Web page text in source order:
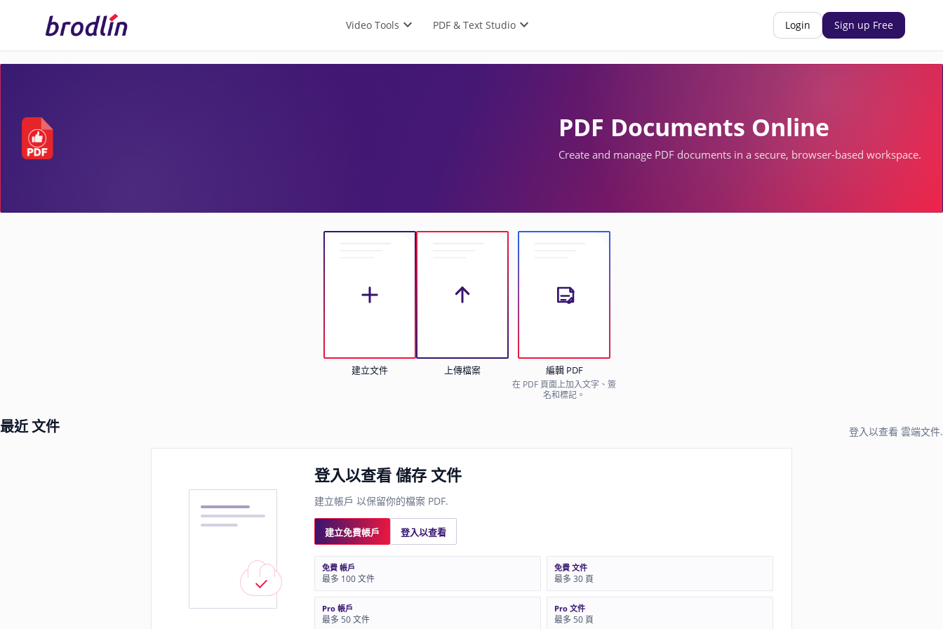
Video Tools expand_more PDF & Text Studio expand_more Login Sign up Free
PDF Documents Online
Create and manage PDF documents in a secure, browser-based workspace.
建立文件 上傳檔案 編輯 PDF
在 PDF 頁面上加入文字、簽
名和標記。
最近 文件 登入以查看 雲端文件.
登入以查看 儲存 文件
建立帳戶 以保留你的檔案 PDF.
建立免費帳戶 登入以查看
免費 帳戶
最多 100 文件
免費 文件
最多 30 頁
Pro 帳戶
最多 50 文件
Pro 文件
最多 50 頁